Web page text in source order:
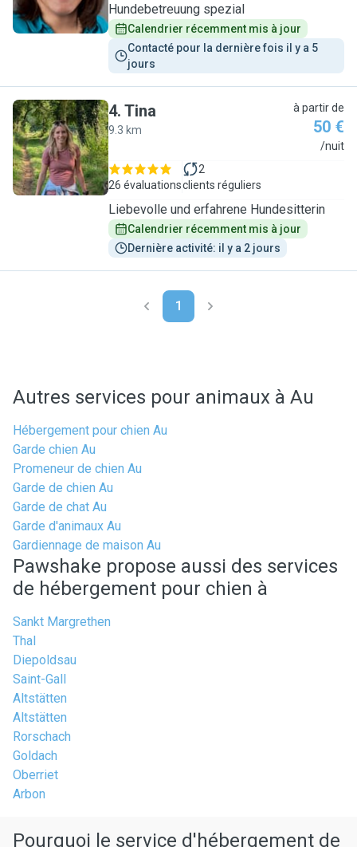
Hundebetreuung spezial
Calendrier récemment mis à jour
Contacté pour la dernière fois il y a 5
jours
T
4. Tina
9.3 km
à partir de
50 €
/nuit
26 évaluations
2
clients réguliers
Liebevolle und erfahrene Hundesitterin
Calendrier récemment mis à jour
Dernière activité: il y a 2 jours
1
Autres services pour animaux à Au
Hébergement pour chien Au
Garde chien Au
Promeneur de chien Au
Garde de chien Au
Garde de chat Au
Garde d'animaux Au
Gardiennage de maison Au
Pawshake propose aussi des services
de hébergement pour chien à
Sankt Margrethen
Thal
Diepoldsau
Saint-Gall
Altstätten
Altstätten
Rorschach
Goldach
Oberriet
Arbon
Pourquoi le service d'hébergement de